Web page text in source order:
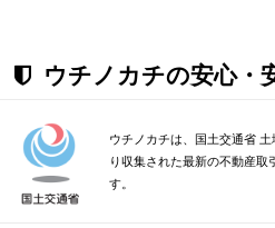
ウチノカチの安心・
ウチノカチは、国土交通省
り収集された最新の不動産取
す。